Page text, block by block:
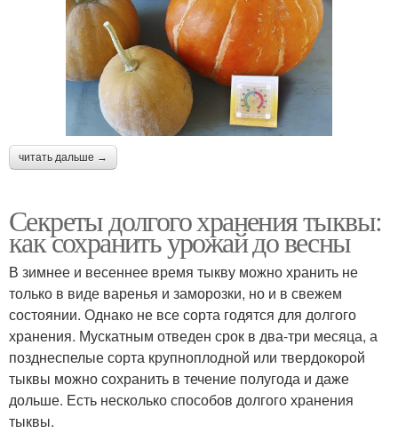
читать дальше →
Секреты долгого хранения тыквы:
как сохранить урожай до весны
В зимнее и весеннее время тыкву можно хранить не
только в виде варенья и заморозки, но и в свежем
состоянии. Однако не все сорта годятся для долгого
хранения. Мускатным отведен срок в два-три месяца, а
позднеспелые сорта крупноплодной или твердокорой
тыквы можно сохранить в течение полугода и даже
дольше. Есть несколько способов долгого хранения
тыквы.